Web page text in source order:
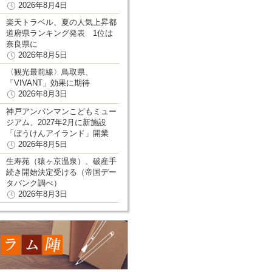
2026年8月4日
楽天トラベル、夏の人気上昇都
道府県ランキング発表 1位は
奈良県に
2026年8月5日
〈観光最前線〉鳥取県、
「VIVANT」効果に期待
2026年8月3日
神戸アンパンマンこどもミュー
ジアム、2027年2月に新施設
「ぼうけんアイランド」開業
2026年8月5日
生寿苑（猿ヶ京温泉）、破産手
続き開始決定受ける（帝国デー
タバンク調べ）
2026年8月3日